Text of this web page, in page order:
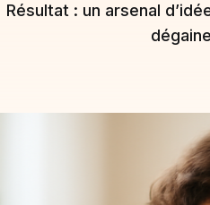
Résultat : un arsenal